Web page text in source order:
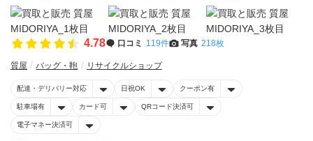
4.78 口コミ 119件 写真 218枚
質屋 バッグ・鞄 リサイクルショップ
配達・デリバリー対応 日祝OK クーポン有
駐車場有 カード可 QRコード決済可
電子マネー決済可